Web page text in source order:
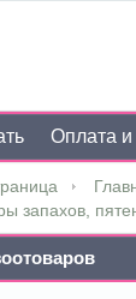
Оплата и
запахов,